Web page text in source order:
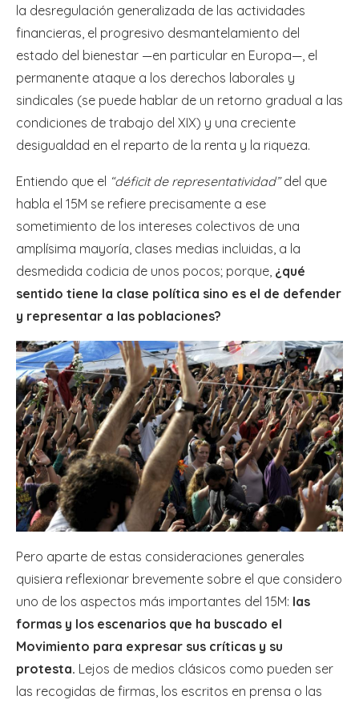
la desregulación generalizada de las actividades
financieras, el progresivo desmantelamiento del
estado del bienestar —en particular en Europa—, el
permanente ataque a los derechos laborales y
sindicales (se puede hablar de un retorno gradual a las
condiciones de trabajo del XIX) y una creciente
desigualdad en el reparto de la renta y la riqueza.
Entiendo que el “déficit de representatividad”del que
habla el 15M se refiere precisamente a ese
sometimiento de los intereses colectivos de una
amplísima mayoría, clases medias incluidas, a la
desmedida codicia de unos pocos; porque, ¿qué
sentido tiene la clase política sino es el de defender
y representar a las poblaciones?
Pero aparte de estas consideraciones generales
quisiera reflexionar brevemente sobre el que considero
uno de los aspectos más importantes del 15M: las
formas y los escenarios que ha buscado el
Movimiento para expresar sus críticas y su
protesta. Lejos de medios clásicos como pueden ser
las recogidas de firmas, los escritos en prensa o las